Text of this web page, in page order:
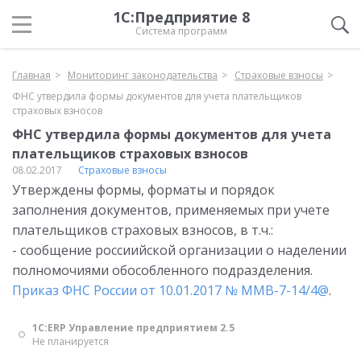
1С:Предприятие 8
Система программ
Главная Мониторинг законодательства
Страховые взносы
ФНС утвердила формы документов для учета плательщиков
страховых взносов
ФНС утвердила формы документов для учета
плательщиков страховых взносов
08.02.2017 Страховые взносы
Утверждены формы, форматы и порядок
заполнения документов, применяемых при учете
плательщиков страховых взносов, в т.ч.:
- сообщение россиийской организации о наделении
полномочиями обособленного подразделения.
Приказ ФНС России от 10.01.2017 № ММВ-7-14/4@.
1С:ERP Управление предприятием 2.5
Не планируется